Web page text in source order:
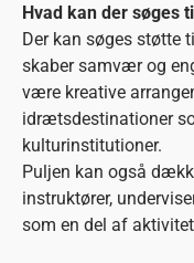
Hvad kan der søges
Der kan søges støtte
skaber samvær og
være kreative
idrætsdestinationer
kulturinstitutioner.
Puljen kan også
instruktører,
som en del af